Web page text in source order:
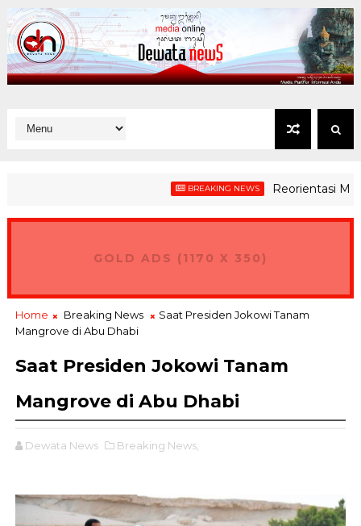
BREAKING NEWS Reorientasi MBG
GOLD ADS (1170 X 350)
Home Breaking News
Saat Presiden Jokowi Tanam
Mangrove di Abu Dhabi
Saat Presiden Jokowi Tanam
Mangrove di Abu Dhabi
Dewata News Breaking News,